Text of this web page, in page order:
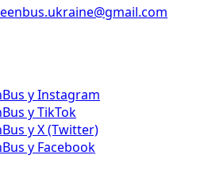
у Instagram
у TikTok
у X (Twitter)
у Facebook